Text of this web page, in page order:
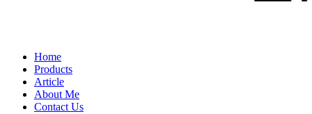
Home
Products
Article
About Me
Contact Us